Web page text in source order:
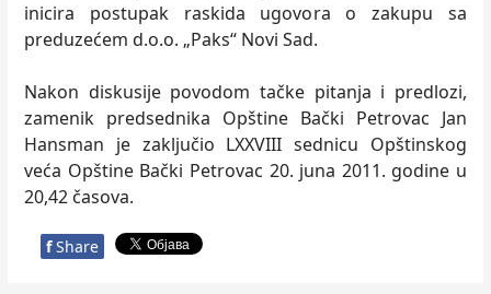
inicira postupak raskida ugovora o zakupu sa
preduzećem d.o.o. „Paks“ Novi Sad.
Nakon diskusije povodom tačke pitanja i predlozi,
zamenik predsednika Opštine Bački Petrovac Jan
Hansman je zaključio LXXVIII sednicu Opštinskog
veća Opštine Bački Petrovac 20. juna 2011. godine u
20,42 časova.
f Share